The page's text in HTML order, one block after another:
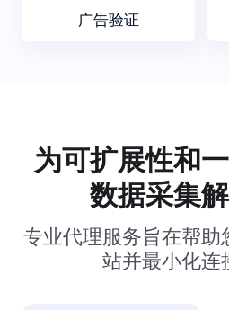
广告验证
为可扩展性和
数据采集
专业代理服务旨在帮助
站并最小化连